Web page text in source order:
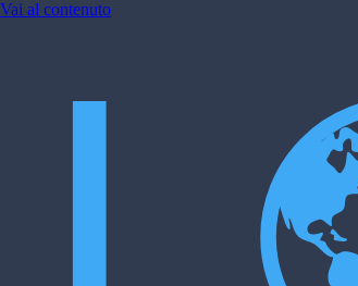
Vai al contenuto